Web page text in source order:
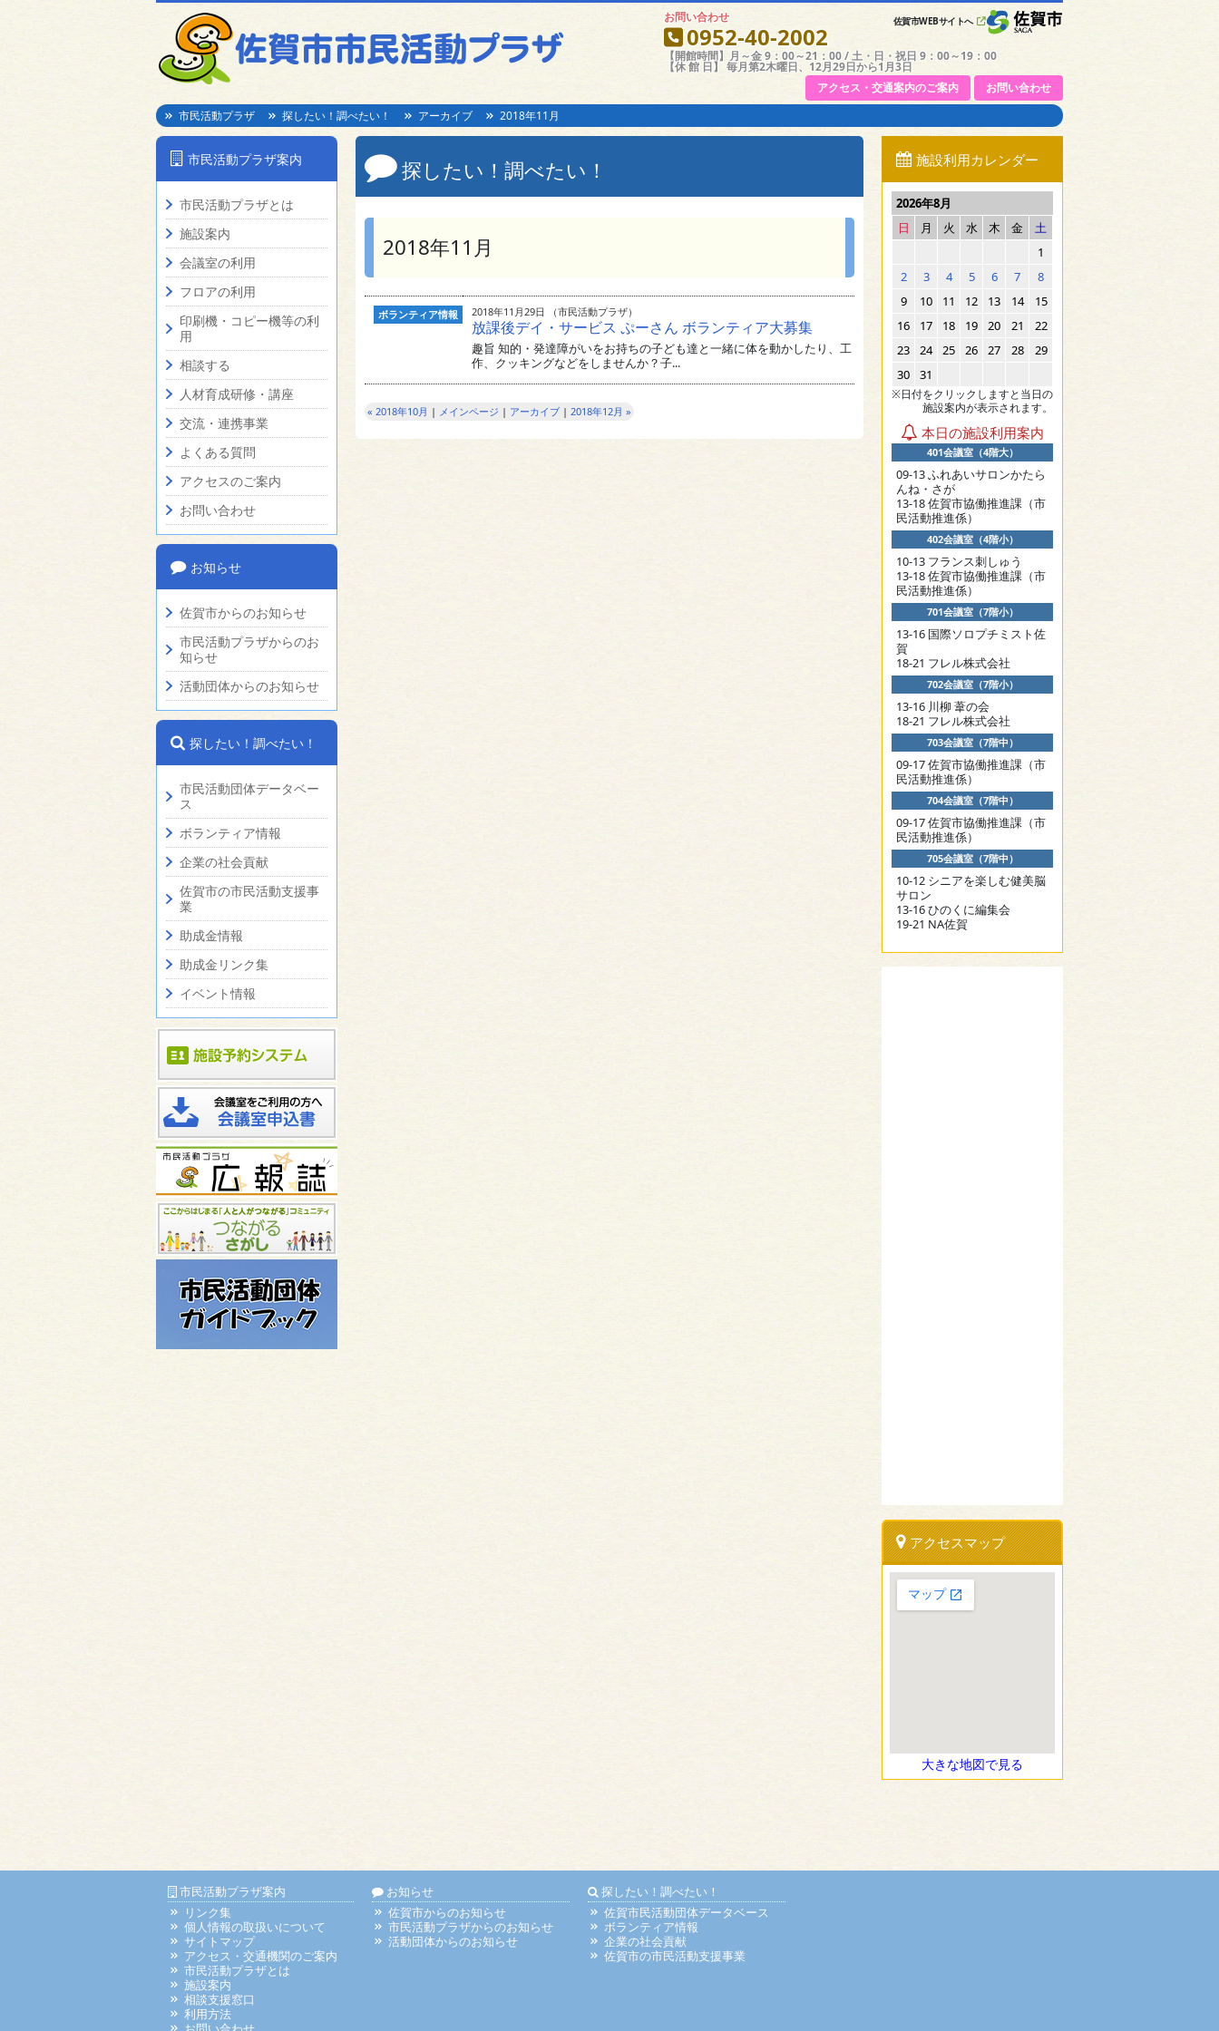
お問い合わせ
0952-40-2002
【開館時間】月～金 9：00～21：00 / 土・日・祝日 9：00～19：00
【休 館 日】 毎月第2木曜日、12月29日から1月3日
佐賀市WEBサイトへ
アクセス・交通案内のご案内
お問い合わせ
市民活動プラザ
探したい！調べたい！ アーカイブ 2018年11月
市民活動プラザ案内
市民活動プラザとは
施設案内
会議室の利用
フロアの利用
印刷機・コピー機等の利
用
相談する
人材育成研修・講座
交流・連携事業
よくある質問
アクセスのご案内
お問い合わせ
お知らせ
佐賀市からのお知らせ
市民活動プラザからのお
知らせ
活動団体からのお知らせ
探したい！調べたい！
市民活動団体データベー
ス
ボランティア情報
企業の社会貢献
佐賀市の市民活動支援事
業
助成金情報
助成金リンク集
イベント情報
探したい！調べたい！
2018年11月
ボランティア情報 2018年11月29日 （市民活動プラザ）
放課後デイ・サービス ぷーさん ボランティア大募集
趣旨 知的・発達障がいをお持ちの子ども達と一緒に体を動かしたり、工
作、クッキングなどをしませんか？子...
« 2018年10月 | メインページ | アーカイブ | 2018年12月 »
施設利用カレンダー
2026年8月
日
月 火 水 木 金
土
1
2
3 4 5 6 7
8
9
10 11 12 13 14
15
16
17 18 19 20 21
22
23
24 25 26 27 28
29
30
31
※日付をクリックしますと当日の
施設案内が表示されます。
本日の施設利用案内
401会議室（4階大）
09-13 ふれあいサロンかたら
んね・さが
13-18 佐賀市協働推進課（市
民活動推進係）
402会議室（4階小）
10-13 フランス刺しゅう
13-18 佐賀市協働推進課（市
民活動推進係）
701会議室（7階小）
13-16 国際ソロプチミスト佐
賀
18-21 フレル株式会社
702会議室（7階小）
13-16 川柳 葦の会
18-21 フレル株式会社
703会議室（7階中）
09-17 佐賀市協働推進課（市
民活動推進係）
704会議室（7階中）
09-17 佐賀市協働推進課（市
民活動推進係）
705会議室（7階中）
10-12 シニアを楽しむ健美脳
サロン
13-16 ひのくに編集会
19-21 NA佐賀
アクセスマップ
大きな地図で見る
市民活動プラザ案内
リンク集
個人情報の取扱いについて
サイトマップ
アクセス・交通機関のご案内
市民活動プラザとは
施設案内
相談支援窓口
利用方法
お知らせ
佐賀市からのお知らせ
市民活動プラザからのお知らせ
活動団体からのお知らせ
探したい！調べたい！
佐賀市民活動団体データベース
ボランティア情報
企業の社会貢献
佐賀市の市民活動支援事業